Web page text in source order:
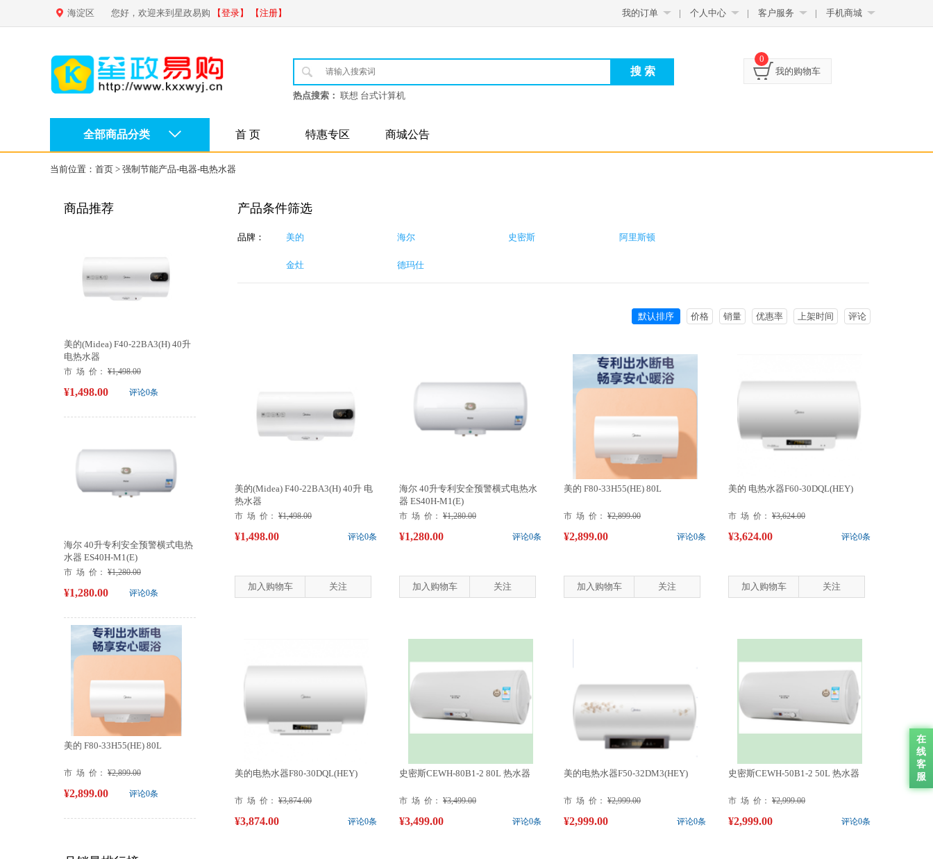
我的订单 | 个人中心 | 客户服务 | 手机商城
海淀区 您好，欢迎来到星政易购 【登录】 【注册】
热点搜索： 联想 台式计算机
0
我的购物车
全部商品分类 首 页 特惠专区 商城公告
当前位置： 首页 > 强制节能产品-电器-电热水器
商品推荐
美的(Midea) F40-22BA3(H) 40升
电热水器
市 场 价： ¥1,498.00
评论0条
¥1,498.00
海尔 40升专利安全预警横式电热
水器 ES40H-M1(E)
市 场 价： ¥1,280.00
评论0条
¥1,280.00
美的 F80-33H55(HE) 80L
市 场 价： ¥2,899.00
评论0条
¥2,899.00
产品条件筛选
品牌： 美的 海尔 史密斯 阿里斯顿
金灶 德玛仕
默认排序 价格 销量 优惠率 上架时间 评论
美的(Midea) F40-22BA3(H) 40升 电
热水器
市 场 价： ¥1,498.00
评论0条
¥1,498.00
加入购物车 关注
海尔 40升专利安全预警横式电热水
器 ES40H-M1(E)
市 场 价： ¥1,280.00
评论0条
¥1,280.00
加入购物车 关注
美的 F80-33H55(HE) 80L
市 场 价： ¥2,899.00
评论0条
¥2,899.00
加入购物车 关注
美的 电热水器F60-30DQL(HEY)
市 场 价： ¥3,624.00
评论0条
¥3,624.00
加入购物车 关注
美的电热水器F80-30DQL(HEY)
市 场 价： ¥3,874.00
评论0条
¥3,874.00
史密斯CEWH-80B1-2 80L 热水器
市 场 价： ¥3,499.00
评论0条
¥3,499.00
美的电热水器F50-32DM3(HEY)
市 场 价： ¥2,999.00
评论0条
¥2,999.00
史密斯CEWH-50B1-2 50L 热水器
市 场 价： ¥2,999.00
评论0条
¥2,999.00
在
线
客
服